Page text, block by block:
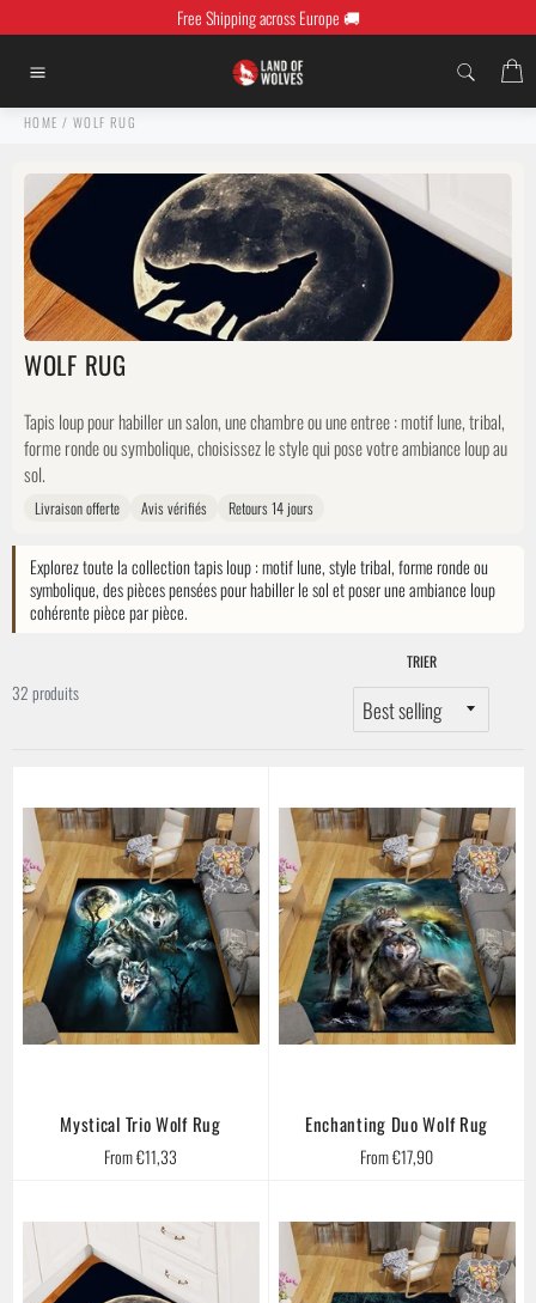
to
content
Free Shipping across Europe 🚚
navigation
HOME / WOLF RUG
WOLF RUG
Tapis loup pour habiller un salon, une chambre ou une entree : motif lune, tribal,
forme ronde ou symbolique, choisissez le style qui pose votre ambiance loup au
sol.
Livraison offerte Avis vérifiés Retours 14 jours
Explorez toute la collection tapis loup : motif lune, style tribal, forme ronde ou
symbolique, des pièces pensées pour habiller le sol et poser une ambiance loup
cohérente pièce par pièce.
32 produits
TRIER
Mystical Trio Wolf Rug
From €11,33
Enchanting Duo Wolf Rug
From €17,90